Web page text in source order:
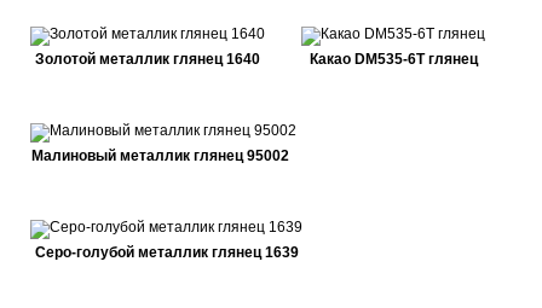
Золотой металлик глянец 1640 Какао DM535-6Т глянец
Малиновый металлик глянец 95002
Серо-голубой металлик глянец 1639